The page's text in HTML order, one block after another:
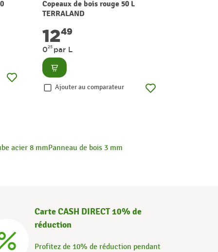
Copeaux de bois rouge 50 L
TERRALAND
1249
025 par L
Consulter
Ajouter au comparateur
acier 8 mmPanneau de bois 3 mm
Carte CASH DIRECT 10% de
réduction
Profitez de 10% de réduction pendant